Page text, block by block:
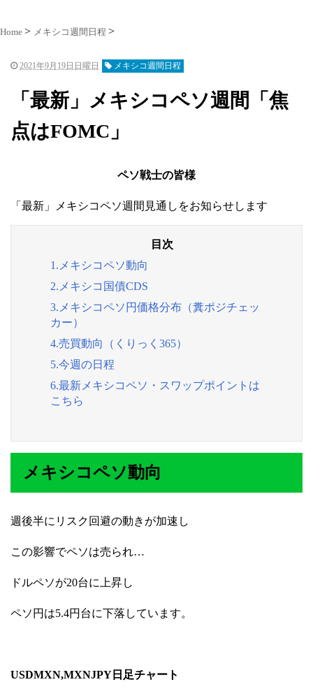
Home メキシコ週間日程
2021年9月19日日曜日 メキシコ週間日程
「最新」メキシコペソ週間「焦
点はFOMC」
ペソ戦士の皆様
「最新」メキシコペソ週間見通しをお知らせします
1.メキシコペソ動向
2.メキシコ国債CDS
3.メキシコペソ円価格分布（糞ポジチェッ
カー）
4.売買動向（くりっく365）
5.今週の日程
6.最新メキシコペソ・スワップポイントは
こちら
メキシコペソ動向
週後半にリスク回避の動きが加速し
この影響でペソは売られ…
ドルペソが20台に上昇し
ペソ円は5.4円台に下落しています。
USDMXN,MXNJPY日足チャート